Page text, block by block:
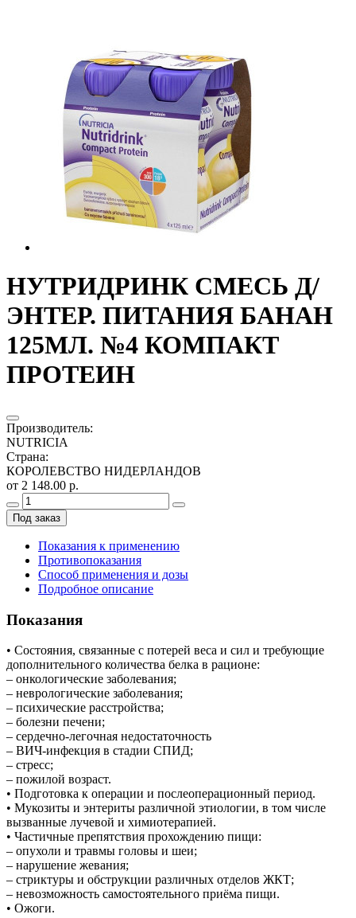
НУТРИДРИНК СМЕСЬ Д/
ЭНТЕР. ПИТАНИЯ БАНАН
125МЛ. №4 КОМПАКТ
ПРОТЕИН
Производитель:
NUTRICIA
Страна:
КОРОЛЕВСТВО НИДЕРЛАНДОВ
от 2 148.00 р.
Под заказ
Показания к применению
Противопоказания
Способ применения и дозы
Подробное описание
Показания
• Состояния, связанные с потерей веса и сил и требующие
дополнительного количества белка в рационе:
– онкологические заболевания;
– неврологические заболевания;
– психические расстройства;
– болезни печени;
– сердечно-легочная недостаточность
– ВИЧ-инфекция в стадии СПИД;
– стресс;
– пожилой возраст.
• Подготовка к операции и послеоперационный период.
• Мукозиты и энтериты различной этиологии, в том числе
вызванные лучевой и химиотерапией.
• Частичные препятствия прохождению пищи:
– опухоли и травмы головы и шеи;
– нарушение жевания;
– стриктуры и обструкции различных отделов ЖКТ;
– невозможность самостоятельного приёма пищи.
• Ожоги.